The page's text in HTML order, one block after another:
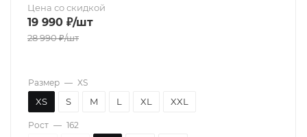
Цена со скидкой
19 990 ₽/шт
28 990₽/шт
Размер — XS
XS S M L XL XXL
Рост — 162